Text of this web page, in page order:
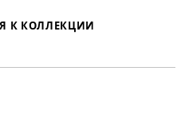
К КОЛЛЕКЦИИ